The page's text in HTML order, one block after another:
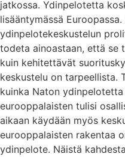
jatkossa. Ydinpelotetta
lisääntymässä
ydinpelotekeskustelun
todeta ainoastaan, että se
kuin kehitettävät
keskustelu on tarpeellista.
kuinka Naton
eurooppalaisten tulisi
aikaan käydään myös
eurooppalaisten rakentaa
ydinpelote. Näistä